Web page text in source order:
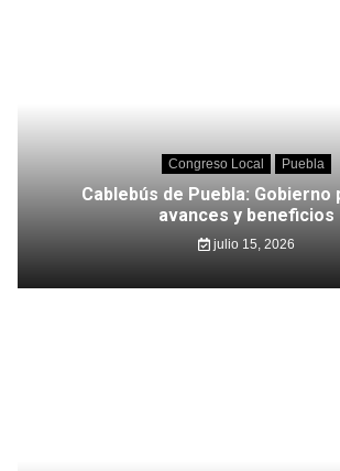
Congreso Local Puebla
Cablebús de Puebla: Gobierno
avances y beneficios
julio 15, 2026